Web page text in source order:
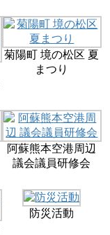
菊陽町 境の松区 夏
まつり
阿蘇熊本空港周辺
議会議員研修会
防災活動